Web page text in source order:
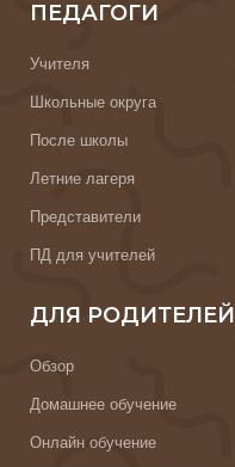
ПЕДАГОГИ
Учителя
Школьные округа
После школы
Летние лагеря
Представители
ПД для учителей
ДЛЯ РОДИТЕЛЕЙ
Обзор
Домашнее обучение
Онлайн обучение